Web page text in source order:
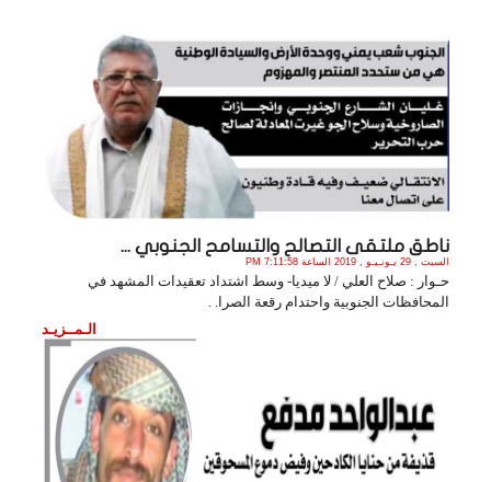
ناطق ملتقى التصالح والتسامح الجنوبي ...
السبت , 29 يـونـيـو , 2019 الساعة 7:11:58 PM
حـوار : صلاح العلي / لا ميديا- وسط اشتداد تعقيدات المشهد في
المحافظات الجنوبية واحتدام رقعة الصرا. .
الـمــزيـد